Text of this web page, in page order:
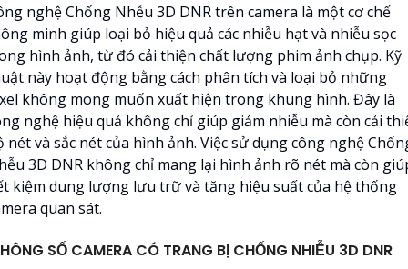
nghệ Chống Nhễu 3D DNR trên camera là một cơ chế
minh giúp loại bỏ hiệu quả các nhiễu hạt và nhiễu sọc
hình ảnh, từ đó cải thiện chất lượng phim ảnh chụp. Kỹ
này hoạt động bằng cách phân tích và loại bỏ những
không mong muốn xuất hiện trong khung hình. Đây là
nghệ hiệu quả không chỉ giúp giảm nhiễu mà còn cải
nét và sắc nét của hình ảnh. Việc sử dụng công nghệ
3D DNR không chỉ mang lại hình ảnh rõ nét mà còn
kiệm dung lượng lưu trữ và tăng hiệu suất của hệ thống
quan sát.
SỐ CAMERA CÓ TRANG BỊ CHỐNG NHIỄU 3D DNR